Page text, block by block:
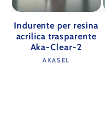
Indurente per resina
acrilica trasparente
Aka-Clear-2
Produttore:
AKASEL